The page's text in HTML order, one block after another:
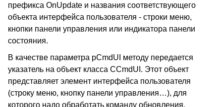
префикса OnUpdate и названия соответствующего
объекта интерфейса пользователя - строки меню,
кнопки панели управления или индикатора панели
состояния.
В качестве параметра pCmdUI методу передается
указатель на объект класса CCmdUI. Этот объект
представляет элемент интерфейса пользователя
(строку меню, кнопку панели управления…), для
которого надо обработать команду обновления.